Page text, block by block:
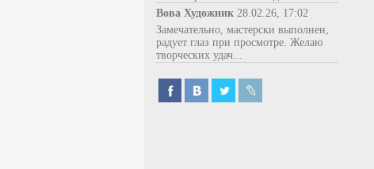
Вова Художник 28.02.26, 17:02
Замечательно, мастерски выполнен,
радует глаз при просмотре. Желаю
творческих удач...